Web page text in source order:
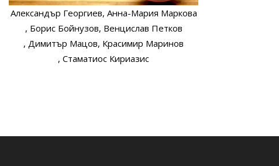
Александър Георгиев, Анна-Мария Маркова
, Борис Бойнузов, Венцислав Петков
, Димитър Мацов, Красимир Маринов
, Стаматиос Кириазис